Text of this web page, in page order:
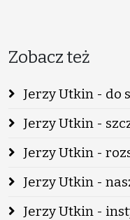
Zobacz też
Jerzy Utkin - do
Jerzy Utkin -
Jerzy Utkin -
Jerzy Utkin -
Jerzy Utkin -